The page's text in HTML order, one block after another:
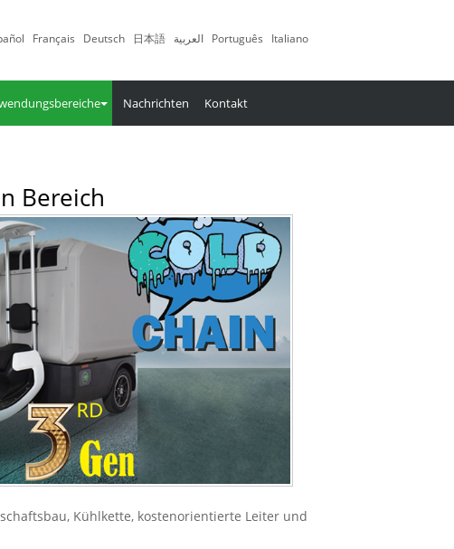
Français Deutsch 日本語 العربية Português Italiano
Nachrichten Kontakt
Bereich
Kühlkette, kostenorientierte Leiter und